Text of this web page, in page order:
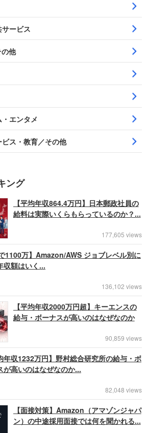
ービス
他
エンタメ
ス・教育／その他
ング
【平均年収864.4万円】日本郵政社員の
給料は実際いくらもらっているのか？...
177,605 views
1100万】Amazon/AWS ジョブレベル別に
収額はいく...
136,102 views
【平均年収2000万円超】キーエンスの
給与・ボーナスが高いのはなぜなのか
90,859 views
年収1232万円】野村総合研究所の給与・ボ
が高いのはなぜなのか...
82,048 views
【面接対策】Amazon（アマゾンジャパ
ン）の中途採用面接では何を聞かれる...